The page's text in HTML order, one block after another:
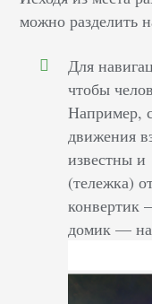
можно разделить
Для
чтобы
Например,
движения
известны
(тележка)
конвертик
домик — на